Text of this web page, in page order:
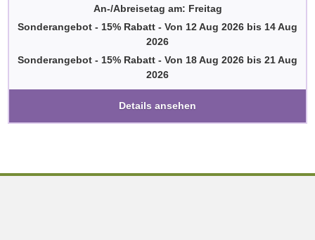
An-/Abreisetag am: Freitag
Sonderangebot - 15% Rabatt - Von 12 Aug 2026 bis 14 Aug
2026
Sonderangebot - 15% Rabatt - Von 18 Aug 2026 bis 21 Aug
2026
Details ansehen